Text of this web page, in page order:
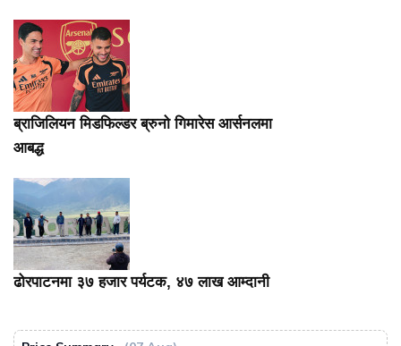
ब्राजिलियन मिडफिल्डर ब्रुनो गिमारेस आर्सनलमा
आबद्ध
ढोरपाटनमा ३७ हजार पर्यटक, ४७ लाख आम्दानी